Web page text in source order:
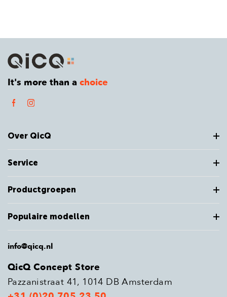
It's more than a choice
Over QicQ
Service
Productgroepen
Populaire modellen
info@qicq.nl
QicQ Concept Store
Pazzanistraat 41, 1014 DB Amsterdam